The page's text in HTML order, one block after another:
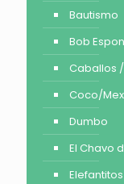
Bautismo
Bob
Caballos
Coco/
Dumbo
El Chavo